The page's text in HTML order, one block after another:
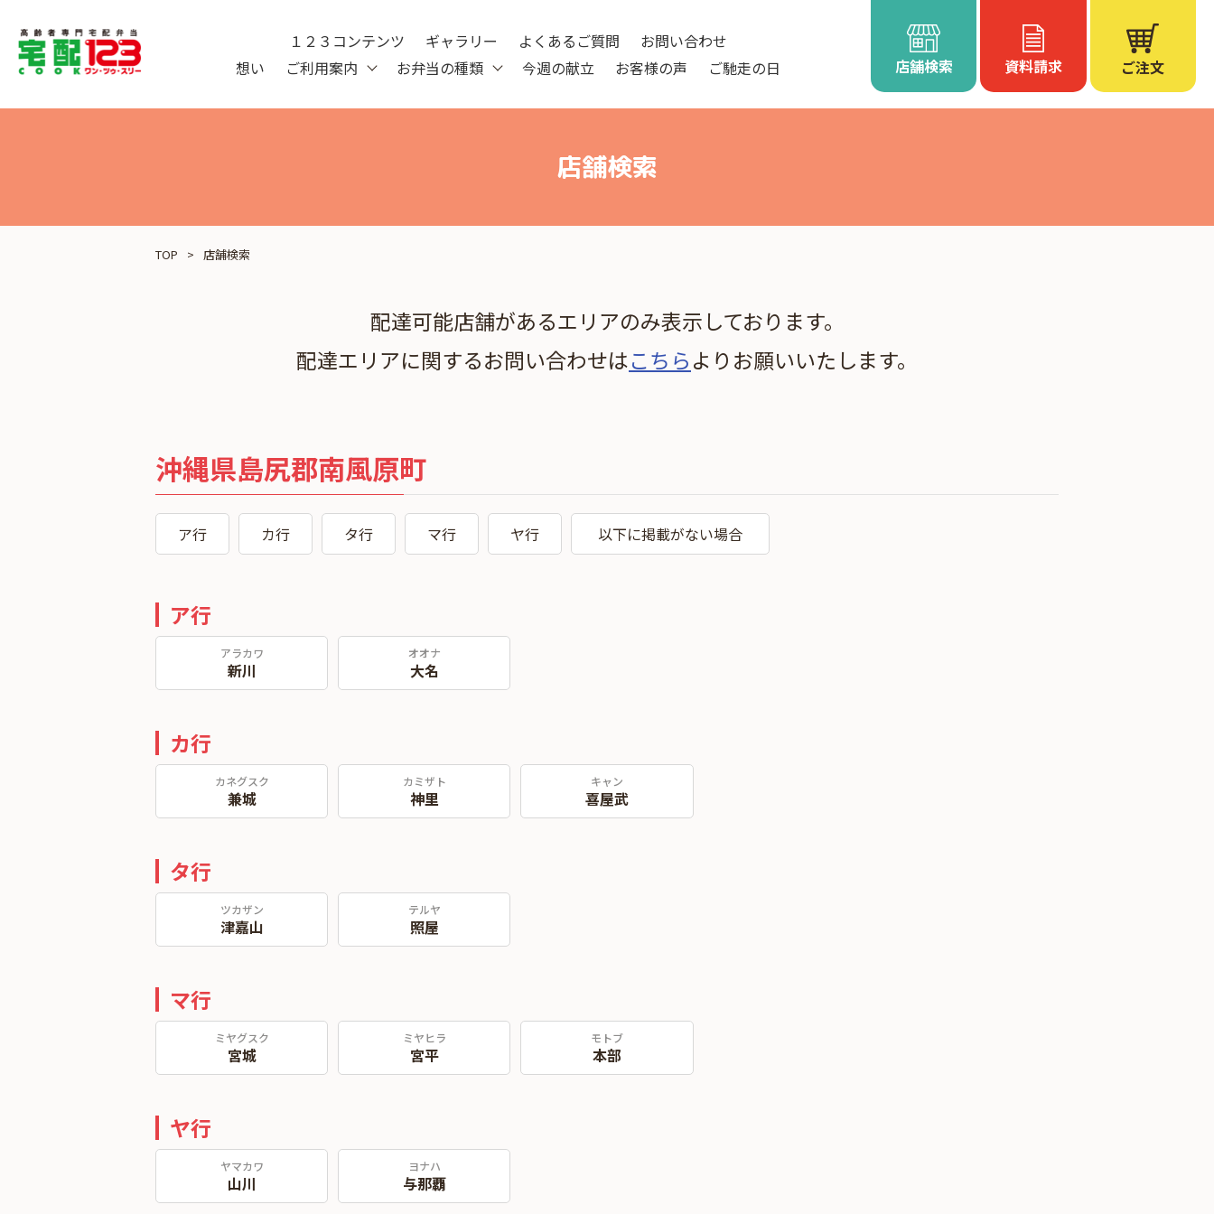
想い ご利用案内 お弁当の種類 今週の献立 お客様の声 ご馳走の日
１２３コンテンツ ギャラリー よくあるご質問
お問い合わせ
店舗検索
資料請求 ご注文
店舗検索
TOP 店舗検索
配達可能店舗があるエリアのみ表示しております。
配達エリアに関するお問い合わせはこちらよりお願いいたします。
沖縄県島尻郡南風原町
ア行 カ行 タ行 マ行 ヤ行 以下に掲載がない場合
ア行
アラカワ
新川
オオナ
大名
カ行
カネグスク
兼城
カミザト
神里
キャン
喜屋武
タ行
ツカザン
津嘉山
テルヤ
照屋
マ行
ミヤグスク
宮城
ミヤヒラ
宮平
モトブ
本部
ヤ行
ヤマカワ
山川
ヨナハ
与那覇